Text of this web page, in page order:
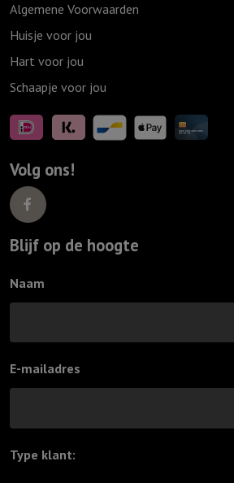
Algemene Voorwaarden
Huisje voor jou
Hart voor jou
Schaapje voor jou
Volg ons!
Blijf op de hoogte
Naam
E-mailadres
Type klant: